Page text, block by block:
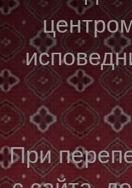
При